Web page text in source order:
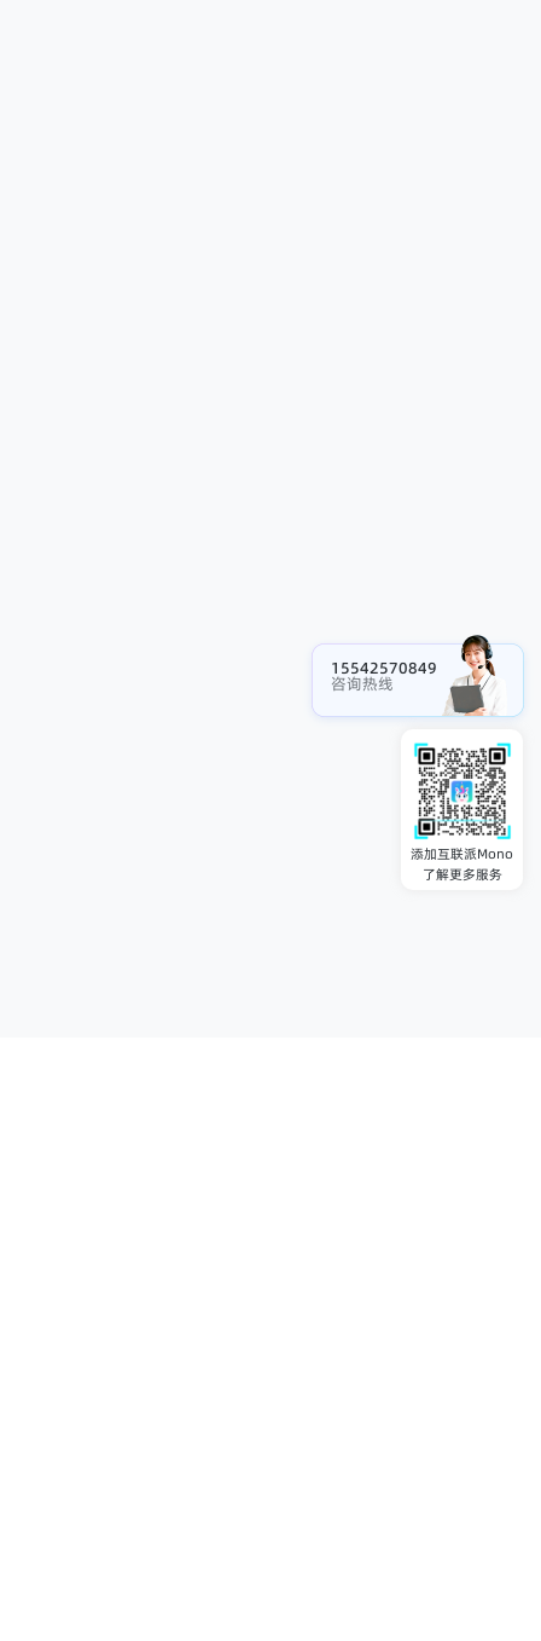
15542570849
咨询热线
添加互联派Mono
了解更多服务